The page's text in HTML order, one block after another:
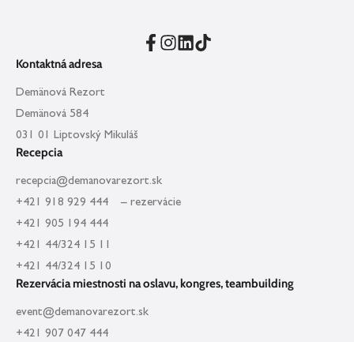
Kontaktná adresa
Demänová Rezort
Demänová 584
031 01 Liptovský Mikuláš
Recepcia
recepcia@demanovarezort.sk
+421 918 929 444 – rezervácie
+421 905 194 444
+421 44/324 15 11
+421 44/324 15 10
Rezervácia miestnosti na oslavu, kongres, teambuilding
event@demanovarezort.sk
+421 907 047 444